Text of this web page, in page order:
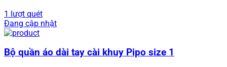
1 lượt quét
Đang cập nhật
Bộ quần áo dài tay cài khuy Pipo size 1